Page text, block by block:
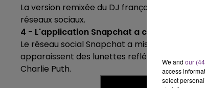
La version remixée du DJ français David
réseaux sociaux.
4 - L'application Snapchat a crée un filtre
Le réseau social Snapchat a mis à l'honneur
apparaissent des lunettes reflétant un décor
Charlie Puth.
We and our
access
select